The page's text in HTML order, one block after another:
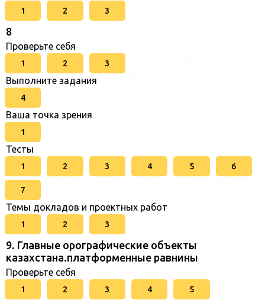
1 2 3
8
Проверьте себя
1 2 3
Выполните задания
4
Ваша точка зрения
1
Тесты
1 2 3 4 5 6
7
Темы докладов и проектных работ
1 2 3
9. Главные орографические объекты
казахстана.платформенные равнины
Проверьте себя
1 2 3 4 5